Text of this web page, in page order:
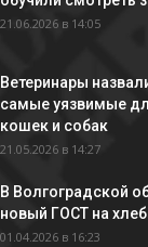
21.06.2026 в 14:05
Ветеринары
самые уязвимые
кошек и собак
21.05.2026 в 14:27
В Волгоградской
новый ГОСТ на хлеб
01.04.2026 в 16:23